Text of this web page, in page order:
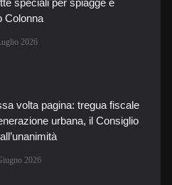
Colonna
2026
volta pagina: tregua fiscale
urbana, il Consiglio
2026